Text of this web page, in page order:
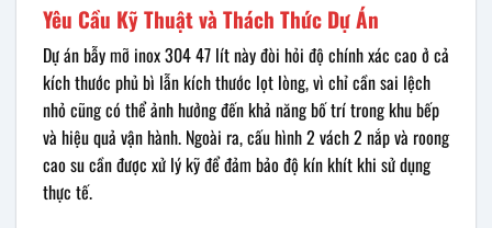
Yêu Cầu Kỹ Thuật và Thách Thức Dự Án
Dự án bẫy mỡ inox 304 47 lít này đòi hỏi độ chính xác cao ở cả
kích thước phủ bì lẫn kích thước lọt lòng, vì chỉ cần sai lệch
nhỏ cũng có thể ảnh hưởng đến khả năng bố trí trong khu bếp
và hiệu quả vận hành. Ngoài ra, cấu hình 2 vách 2 nắp và roong
cao su cần được xử lý kỹ để đảm bảo độ kín khít khi sử dụng
thực tế.